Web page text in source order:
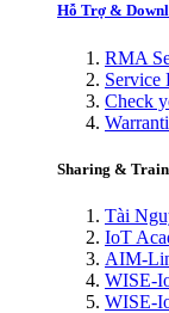
Hỗ Trợ &
RMA
Service
Check
Sharing &
Tài
IoT
AIM-
WISE-
WISE-